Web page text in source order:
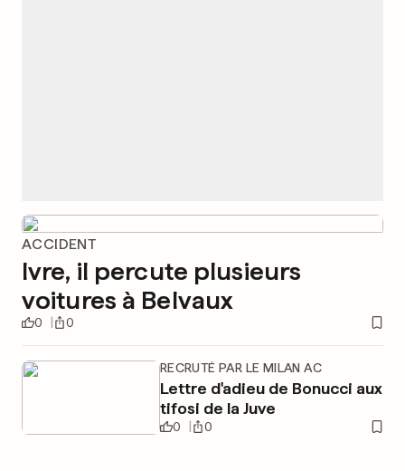
ACCIDENT
Ivre, il percute plusieurs
voitures à Belvaux
0 0
RECRUTÉ PAR LE MILAN AC
Lettre d'adieu de Bonucci aux
tifosi de la Juve
0 0